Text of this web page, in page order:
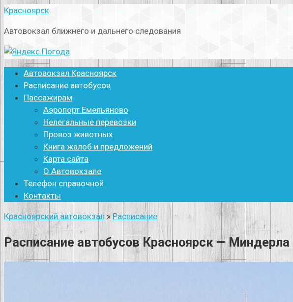
Перейти
контенту
Красноярск
Автовокзал ближнего и дальнего следования
Автовокзал Красноярск
Расписание автобусов
Пассажирам
Аэропорт Емельяново
Нелегальные перевозки
Провоз животных
Книга жалоб и предложений
Карта сайта
О Автовокзале
Телефон справочной
Контакты
Красноярский автовокзал » Расписание
Расписание автобусов Красноярск — Миндерла